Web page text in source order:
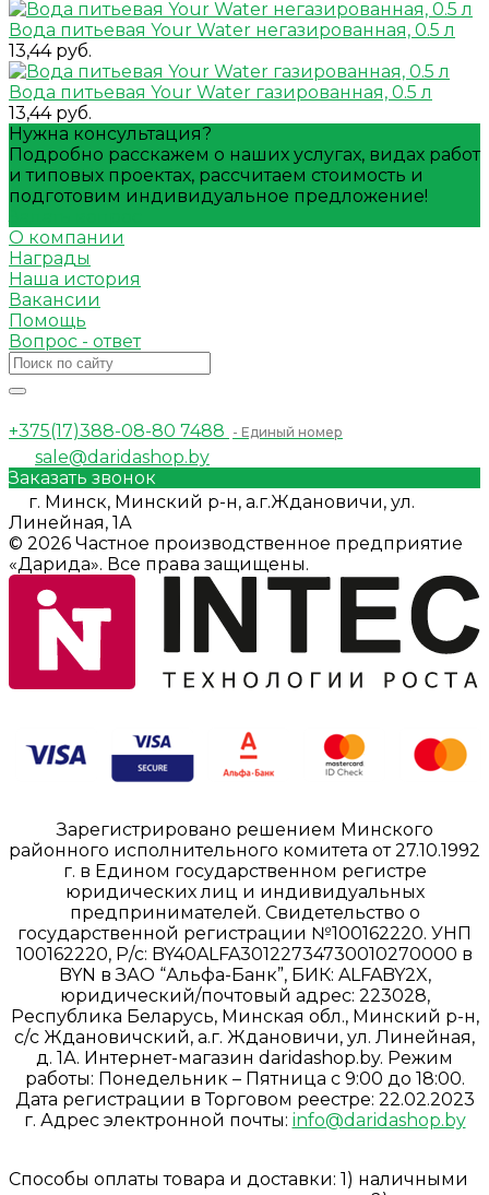
Вода питьевая Your Water негазированная, 0.5 л
13,44 руб.
Вода питьевая Your Water газированная, 0.5 л
13,44 руб.
Нужна консультация?
Подробно расскажем о наших услугах, видах работ
и типовых проектах, рассчитаем стоимость и
подготовим индивидуальное предложение!
О компании
Награды
Наша история
Вакансии
Помощь
Вопрос - ответ
+375(17)388-08-80 7488 - Единый номер
sale@daridashop.by
Заказать звонок
г. Минск, Минский р-н, а.г.Ждановичи, ул.
Линейная, 1А
© 2026 Частное производственное предприятие
«Дарида». Все права защищены.
Зарегистрировано решением Минского
районного исполнительного комитета от 27.10.1992
г. в Едином государственном регистре
юридических лиц и индивидуальных
предпринимателей. Свидетельство о
государственной регистрации №100162220. УНП
100162220, Р/с: BY40ALFA30122734730010270000 в
BYN в ЗАО “Альфа-Банк”, БИК: ALFABY2X,
юридический/почтовый адрес: 223028,
Республика Беларусь, Минская обл., Минский р-н,
с/с Ждановичский, а.г. Ждановичи, ул. Линейная,
д. 1А. Интернет-магазин daridashop.by. Режим
работы: Понедельник – Пятница с 9:00 до 18:00.
Дата регистрации в Торговом реестре: 22.02.2023
г. Адрес электронной почты: info@daridashop.by
Способы оплаты товара и доставки: 1) наличными